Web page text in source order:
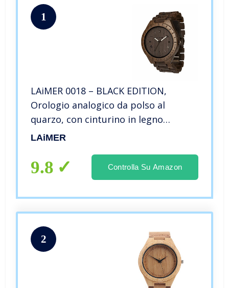
1
LAiMER 0018 – BLACK EDITION,
Orologio analogico da polso al
quarzo, con cinturino in legno
Sandalo, marrone, uomo
LAiMER
9.8 Controlla Su Amazon
2